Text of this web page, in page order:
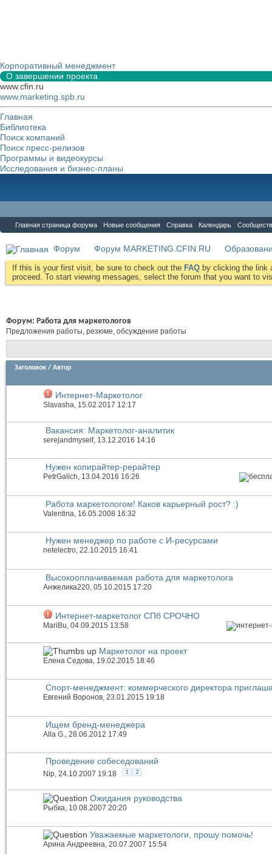
Корпоративный менеджмент
О завершении проекта
www.cfin.ru
www.marketing.spb.ru
Главная
Библиотека
Поиск компаний
Поиск пресс-релизов
Программы и видеокурсы
Исследования и бизнес-планы
Главная страница форума Новые сообщения Справка Календарь
Форум Форум MARKETING.CFIN.RU
If this is your first visit, be sure to check out the FAQ by clicking the link
proceed. To start viewing messages, select the forum that you want to
Форум: Работа для маркетологов
Предложения работы, резюме, обсуждение работы
Заголовок / Автор
Интернет-Маркетолог
Slavasha, 15.02.2017 12:17
Вакансия: Маркетолог-аналитик
serejandmyself, 13.12.2016 14:16
Нужен копирайтер-рерайтер
PetrGalich, 13.04.2016 16:26
Работа маркетологом! Каков карьерный рост? :)
Valentina , 16.05.2008 16:32
Нужен менеджер по работе с И-ресурсами
netelectro, 22.10.2015 16:41
Высокооплачиваемая работа для маркетолога
Анжелика220 , 05.10.2015 17:20
Интернет-маркетолог СПб СРОЧНО
MariBu, 04.09.2015 13:58
Маркетолог на проект
Елена Седова , 19.02.2015 18:46
Спорт-менеджмент: коммерческого директора
Евгений Воронов, 23.01.2015 19:18
Ищем бренд-менеджера
Alla G. , 28.06.2012 17:49
Проведение собеседований
Nip, 24.10.2007 19:18 1 2
Ожидания руководства
Рыбка , 10.08.2007 20:20
Уважаемые маркетологи, прошу помочь!
Арина Андреевна, 20.07.2007 15:54